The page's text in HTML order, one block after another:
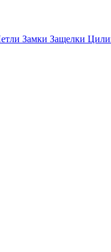
Замки Защелки